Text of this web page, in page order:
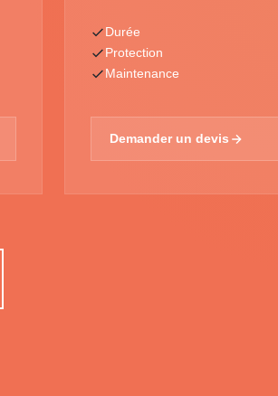
Durée
Protection
Maintenance
Demander un devis